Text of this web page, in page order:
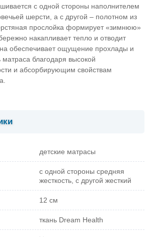
с одной стороны наполнителем
шерсти, а с другой – полотном из
прослойка формирует «зимнюю»
накапливает тепло и отводит
обеспечивает ощущение прохлады и
матраса благодаря высокой
и абсорбирующим свойствам
детские матрасы
с одной стороны средняя
жесткость, с другой жесткий
12 см
ткань Dream Health